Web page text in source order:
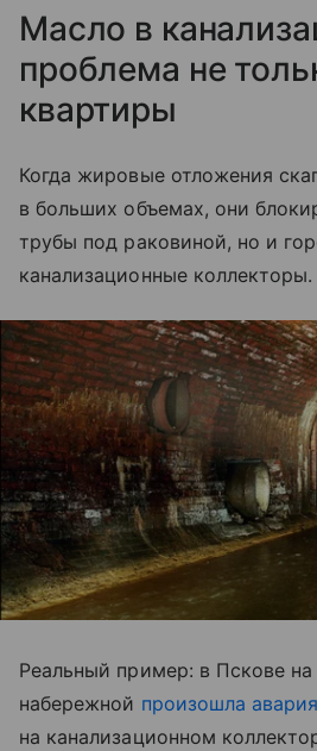
Масло в
проблема не
квартиры
Когда жировые отложения
в больших объемах, они
трубы под раковиной, но и
канализационные коллекторы.
Реальный пример: в Пскове на
набережной произошла авария
на канализационном